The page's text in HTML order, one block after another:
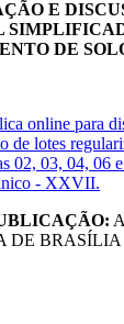
E
DE
online para
de lotes
02, 03, 04, 06
- XXVII.
BRASÍLIA